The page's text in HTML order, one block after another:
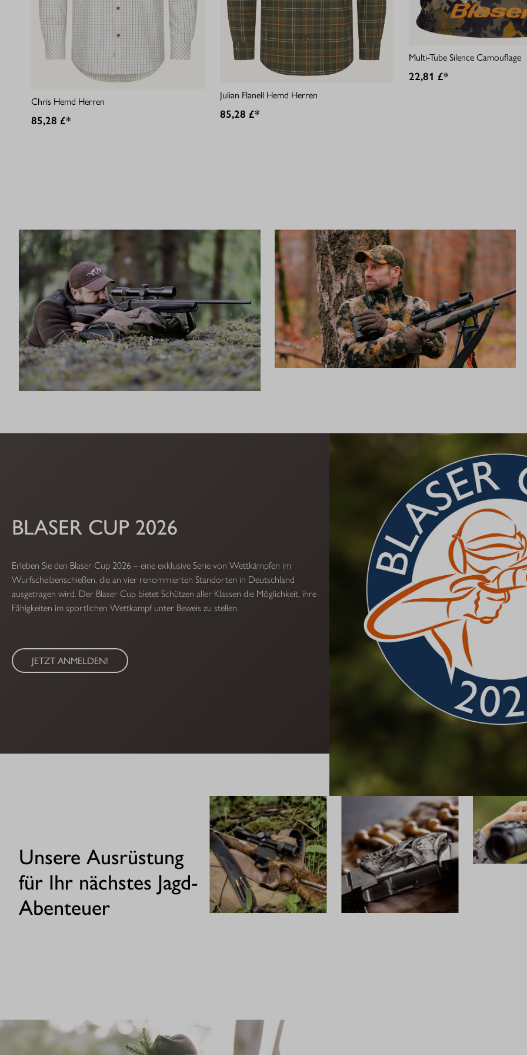
Chris Hemd Herren
85,28 £*
Julian Flanell Hemd Herren
85,28 £*
Multi-Tube Silence Camouflage
22,81 £*
BLASER CUP 2026
Erleben Sie den Blaser Cup 2026 – eine exklusive Serie von Wettkämpfen im
Wurfscheibenschießen, die an vier renommierten Standorten in Deutschland
ausgetragen wird. Der Blaser Cup bietet Schützen aller Klassen die Möglichkeit, ihre
Fähigkeiten im sportlichen Wettkampf unter Beweis zu stellen.
JETZT ANMELDEN!
Unsere Ausrüstung
für Ihr nächstes Jagd-
Abenteuer